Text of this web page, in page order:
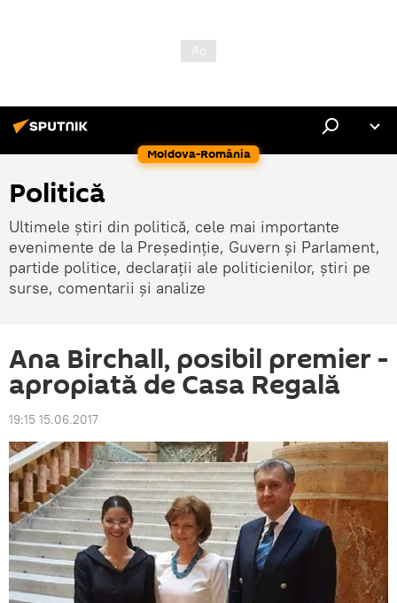
Moldova-România
Politică
Ultimele știri din politică, cele mai importante
evenimente de la Președinție, Guvern și Parlament,
partide politice, declarații ale politicienilor, știri pe
surse, comentarii și analize
Ana Birchall, posibil premier -
apropiată de Casa Regală
19:15 15.06.2017